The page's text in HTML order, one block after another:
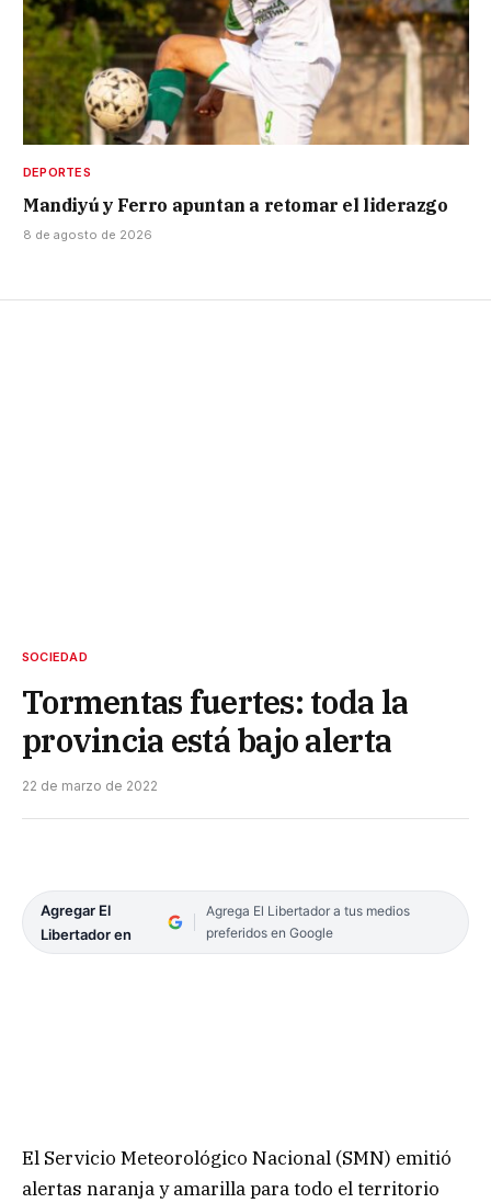
DEPORTES
Mandiyú y Ferro apuntan a retomar el liderazgo
8 de agosto de 2026
SOCIEDAD
Tormentas fuertes: toda la
provincia está bajo alerta
22 de marzo de 2022
Agregar El
Libertador en
Agrega El Libertador a tus medios
preferidos en Google
El Servicio Meteorológico Nacional (SMN) emitió
alertas naranja y amarilla para todo el territorio